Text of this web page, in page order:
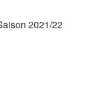
2021/22